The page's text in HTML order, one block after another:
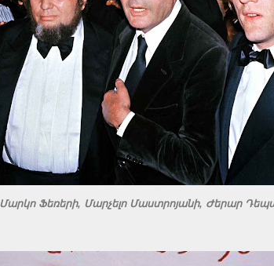
Մարկո Ֆեռերի, Մարչելո Մաստրոյանի, Ժերար